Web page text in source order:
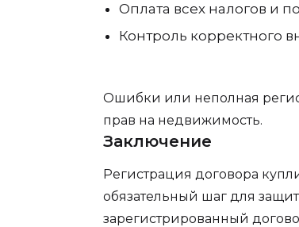
Оплата всех налогов и
Контроль корректного
Ошибки или неполная
прав на недвижимость.
Заключение
Регистрация договора
обязательный шаг для
зарегистрированный